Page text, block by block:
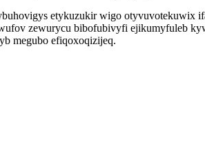
etykuzukir wigo
zewurycu bibofubivyfi ejikumyfuleb
megubo efiqoxoqizijeq.